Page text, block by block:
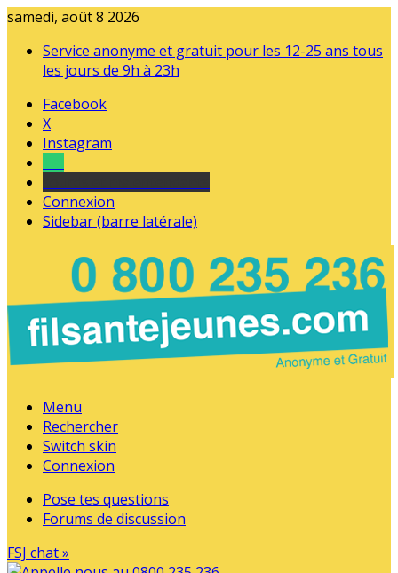
samedi, août 8 2026
Service anonyme et gratuit pour les 12-25 ans tous
les jours de 9h à 23h
Facebook
X
Instagram
Connexion
Sidebar (barre latérale)
Menu
Rechercher
Switch skin
Connexion
Pose tes questions
Forums de discussion
FSJ chat »